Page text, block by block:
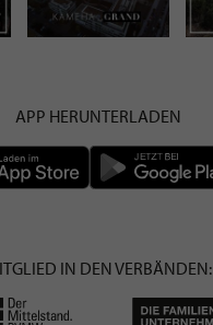
APP HERUNTERLADEN
IN DEN VERBÄNDEN: